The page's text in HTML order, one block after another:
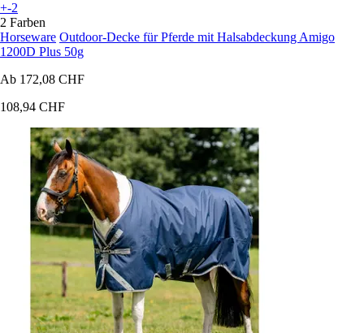
+-2
2 Farben
Horseware Outdoor-Decke für Pferde mit Halsabdeckung Amigo
1200D Plus 50g
Ab 172,08 CHF
108,94 CHF